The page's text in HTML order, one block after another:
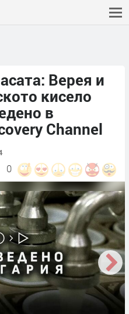
Верея и
кисело
в
Channel
0